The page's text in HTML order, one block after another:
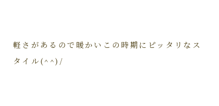
軽さがあるので暖かいこの時期にピッタリなス
タイル(^^)/